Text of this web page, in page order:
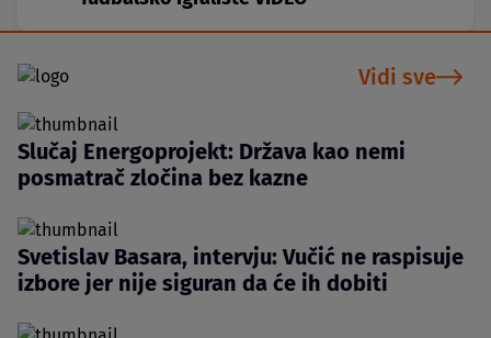
Vidi sve
Slučaj Energoprojekt: Država kao nemi
posmatrač zločina bez kazne
Svetislav Basara, intervju: Vučić ne raspisuje
izbore jer nije siguran da će ih dobiti